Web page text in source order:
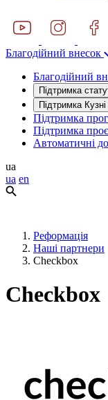
Благодійний внесок
Благодійний
Підтримка
Підтримка
Підтримка
Підтримка
Автоматичні
ua
ua en
Реформація
Наші партнери
Checkbox
Checkbox